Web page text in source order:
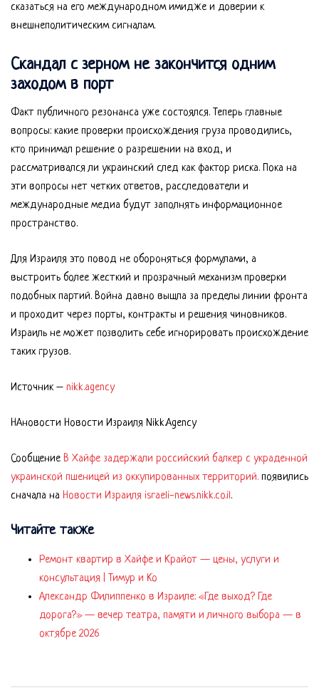
сказаться на его международном имидже и доверии к
внешнеполитическим сигналам.
Скандал с зерном не закончится одним
заходом в порт
Факт публичного резонанса уже состоялся. Теперь главные
вопросы: какие проверки происхождения груза проводились,
кто принимал решение о разрешении на вход, и
рассматривался ли украинский след как фактор риска. Пока на
эти вопросы нет четких ответов, расследователи и
международные медиа будут заполнять информационное
пространство.
Для Израиля это повод не обороняться формулами, а
выстроить более жесткий и прозрачный механизм проверки
подобных партий. Война давно вышла за пределы линии фронта
и проходит через порты, контракты и решения чиновников.
Израиль не может позволить себе игнорировать происхождение
таких грузов.
Источник – nikk.agency
НАновости Новости Израиля Nikk.Agency
СообщениеВ Хайфе задержали российский балкер с украденной
украинской пшеницей из оккупированных территорий. появились
сначала на Новости Израиля israeli-news.nikk.co.il.
Читайте также
Ремонт квартир в Хайфе и Крайот — цены, услуги и
консультация | Тимур и Ко
Александр Филиппенко в Израиле: «Где выход? Где
дорога?» — вечер театра, памяти и личного выбора — в
октябре 2026